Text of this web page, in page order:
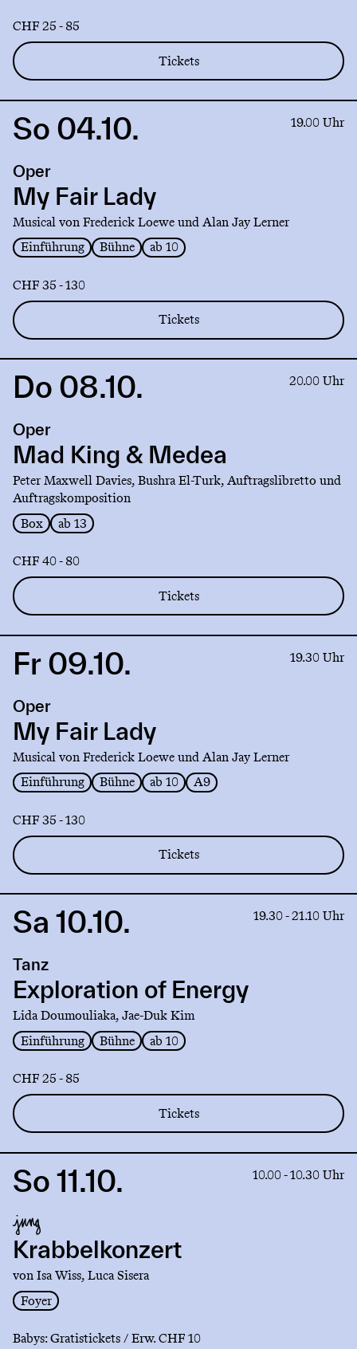
CHF 25 - 85
Tickets
Link
My
Fair
Lady
So 04.10. 19.00 Uhr
Oper
My Fair Lady
Musical von Frederick Loewe und Alan Jay Lerner
Einführung
Bühne ab 10
CHF 35 - 130
Tickets
Link
Mad
King
Medea
Do 08.10. 20.00 Uhr
Oper
Mad King & Medea
Peter Maxwell Davies, Bushra El-Turk, Auftragslibretto und
Auftragskomposition
Box
ab 13
CHF 40 - 80
Tickets
Link
My
Fair
Lady
Fr 09.10. 19.30 Uhr
Oper
My Fair Lady
Musical von Frederick Loewe und Alan Jay Lerner
Einführung
Bühne ab 10 A9
CHF 35 - 130
Tickets
Link
Exploration
Energy
Sa 10.10. 19.30 - 21.10 Uhr
Tanz
Exploration of Energy
Lida Doumouliaka, Jae-Duk Kim
Einführung
Bühne ab 10
CHF 25 - 85
Tickets
Link
Krabbelkonzert
So 11.10. 10.00 - 10.30 Uhr
Krabbelkonzert
von Isa Wiss, Luca Sisera
Foyer
Babys: Gratistickets / Erw. CHF 10